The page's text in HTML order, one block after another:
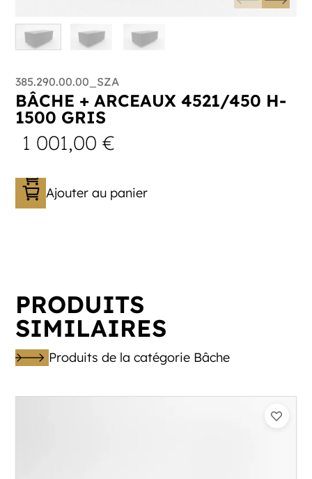
385.290.00.00_SZA
BÂCHE + ARCEAUX 4521/450 H-
1500 GRIS
1 001,00€
Ajouter au panier
PRODUITS
SIMILAIRES
Produits de la catégorie Bâche